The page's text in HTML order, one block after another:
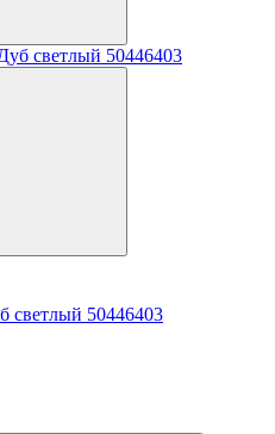
светлый 50446403